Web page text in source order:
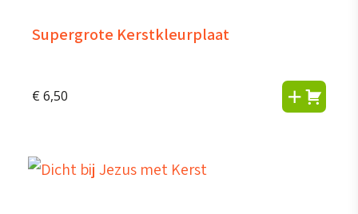
Supergrote Kerstkleurplaat
€ 6,50